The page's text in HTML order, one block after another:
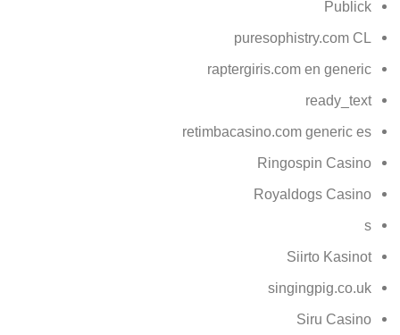
Publick
puresophistry.com CL
raptergiris.com en generic
ready_text
retimbacasino.com generic es
Ringospin Casino
Royaldogs Casino
s
Siirto Kasinot
singingpig.co.uk
Siru Casino